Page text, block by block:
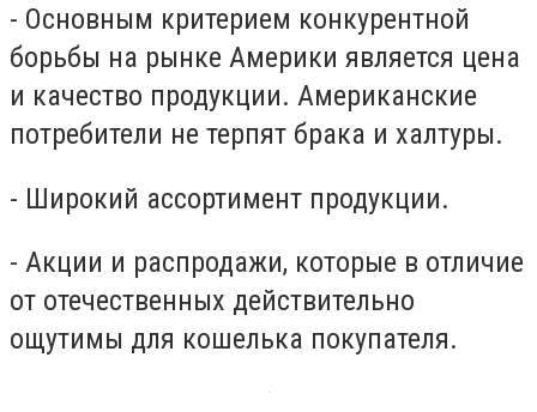
- Основным критерием конкурентной
борьбы на рынке Америки является цена
и качество продукции. Американские
потребители не терпят брака и халтуры.
- Широкий ассортимент продукции.
- Акции и распродажи, которые в отличие
от отечественных действительно
ощутимы для кошелька покупателя.